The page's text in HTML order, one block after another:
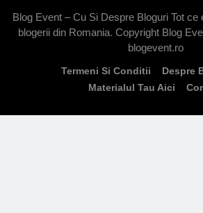
Blog Event – Cu Si Despre Bloguri Tot ce
blogerii din Romania. Copyright Blog
blogevent.ro
Termeni Si Conditii
Despre
Materialul Tau Aici